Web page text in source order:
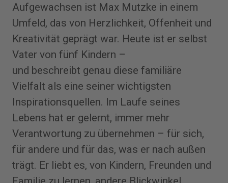
Aufgewachsen ist Max Mutzke in einem
Umfeld, das von Herzlichkeit, Offenheit und
Kreativität geprägt war. Heute ist er selbst
Vater von fünf Kindern –
und beschreibt genau diese familiäre
Vielfalt als eine seiner wichtigsten
Inspirationsquellen. Im Laufe seines
Lebens hat er gelernt, immer mehr
Verantwortung zu übernehmen – für sich,
für andere und für das, was er nach außen
trägt. Er liebt es, von Kindern, Freunden und